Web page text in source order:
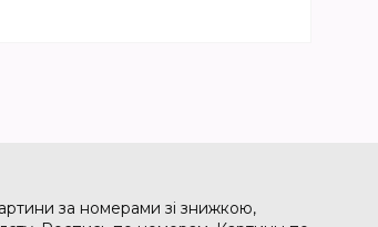
за номерами зі знижкою,